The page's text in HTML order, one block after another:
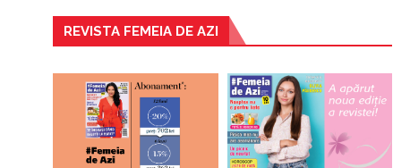
REVISTA FEMEIA DE AZI